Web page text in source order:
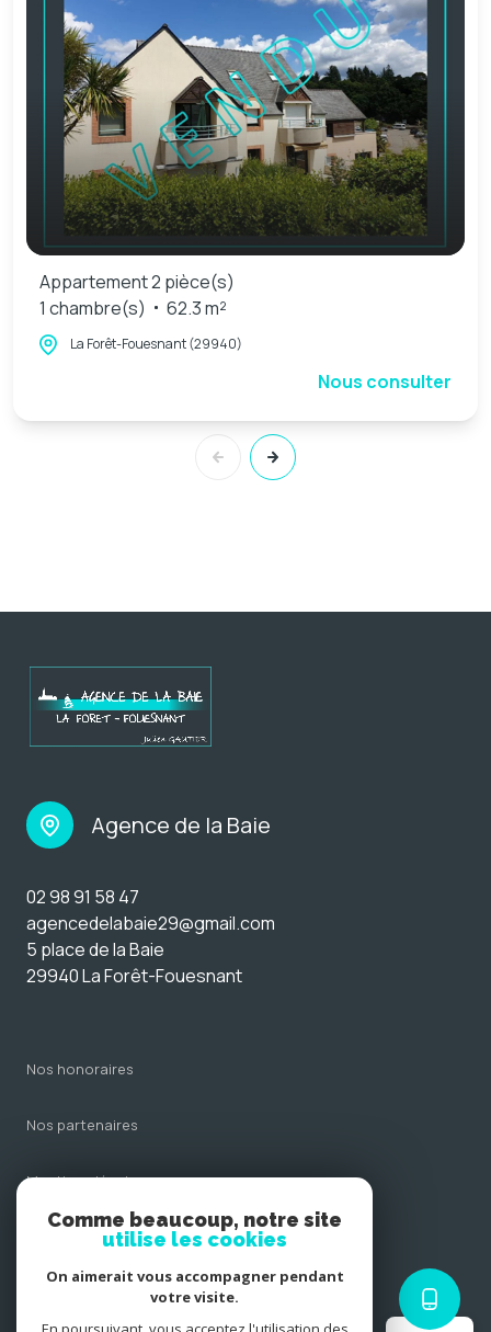
Appartement 2 pièce(s)
1 chambre(s)
62.3 m²
La Forêt-Fouesnant (29940)
Nous consulter
Agence de la Baie
02 98 91 58 47
agencedelabaie29@gmail.com
5 place de la Baie
29940 La Forêt-Fouesnant
nos honoraires
nos partenaires
mentions légales
Comme beaucoup, notre site
utilise les cookies
On aimerait vous accompagner pendant
votre visite.